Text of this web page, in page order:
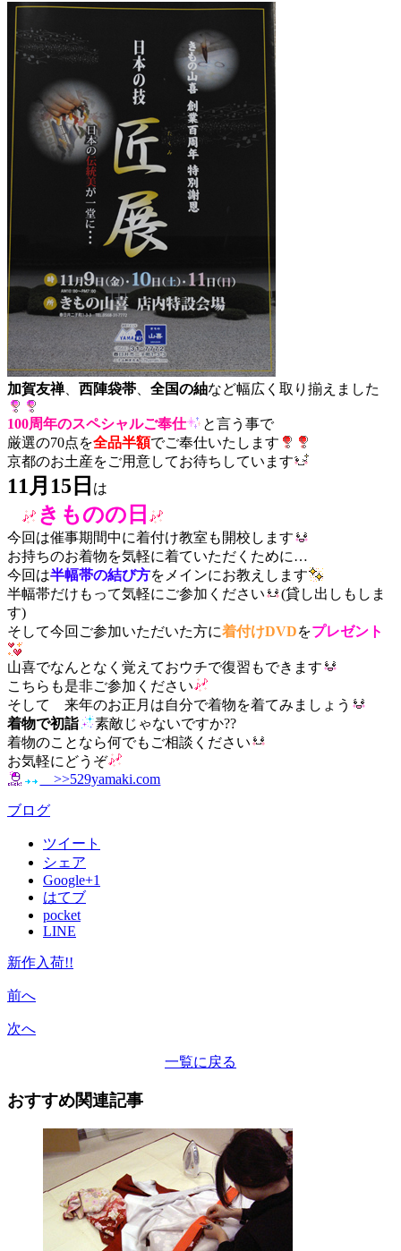
加賀友禅、 西陣袋帯 全国の紬など幅広く取り揃えました
100周年のスペシャルご奉仕
と言う事で
厳選の70点を全品半額でご奉仕いたします
京都のお土産をご用意してお待ちしています
11月15日 は
きものの日
今回は催事期間中に着付け教室も開校します
お持ちのお着物を気軽に着ていただくために…
今回は半幅帯の結び方をメインにお教えします
半幅帯だけもって気軽にご参加ください
(貸し出しもしま
す)
そして今回ご参加いただいた方に着付けDVDをプレゼント
山喜でなんとなく覚えておウチで復習もできます
こちらも是非ご参加ください
そして 来年のお正月は自分で着物を着てみましょう
着物で初詣
素敵じゃないですか??
着物のことなら何でもご相談ください
お気軽にどうぞ
>>529yamaki.com
ブログ
ツイート
シェア
Google+1
はてブ
pocket
LINE
新作入荷!!
前へ
次へ
一覧に戻る
おすすめ関連記事